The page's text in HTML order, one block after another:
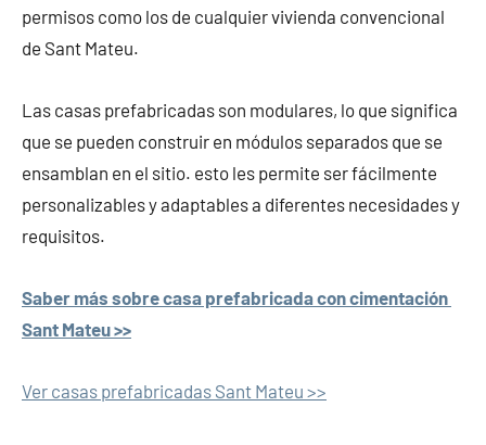
permisos como los de cualquier vivienda convencional
de Sant Mateu.
Las casas prefabricadas son modulares, lo que significa
que se pueden construir en módulos separados que se
ensamblan en el sitio. esto les permite ser fácilmente
personalizables y adaptables a diferentes necesidades y
requisitos.
Saber más sobre casa prefabricada con cimentación
Sant Mateu >>
Ver casas prefabricadas Sant Mateu >>